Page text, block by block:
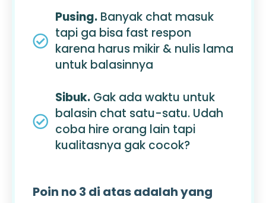
Pusing.Banyak chat masuk
tapi ga bisa fast respon
karena harus mikir & nulis lama
untuk balasinnya
Sibuk.Gak ada waktu untuk
balasin chat satu-satu. Udah
coba hire orang lain tapi
kualitasnya gak cocok?
Poin no 3 di atas adalah yang